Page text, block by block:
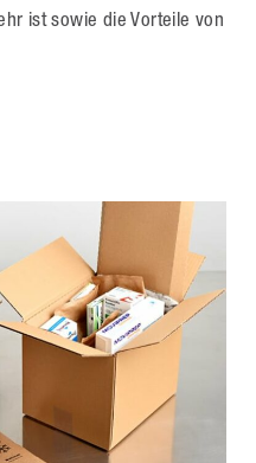
ist sowie die Vorteile von